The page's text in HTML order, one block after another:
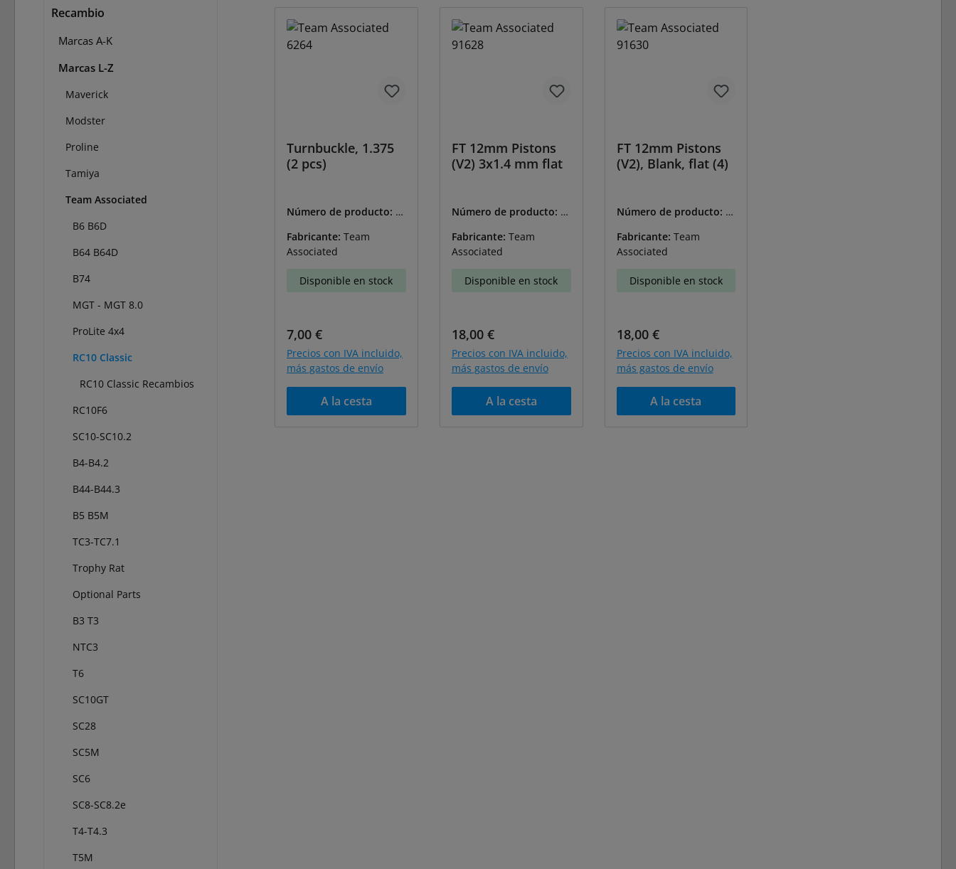
Recambio
Marcas A-K
Marcas L-Z
Maverick
Modster
Proline
Tamiya
Team Associated
B6 B6D
B64 B64D
B74
MGT - MGT 8.0
ProLite 4x4
RC10 Classic
RC10 Classic Recambios
RC10F6
SC10-SC10.2
B4-B4.2
B44-B44.3
B5 B5M
TC3-TC7.1
Trophy Rat
Optional Parts
B3 T3
NTC3
T6
SC10GT
SC28
SC5M
SC6
SC8-SC8.2e
T4-T4.3
T5M
Turnbuckle, 1.375
(2 pcs)
Número de producto: A-
Fabricante: Team
Associated
Disponible en stock
Precio normal:
7,00 €
Precios con IVA incluido,
más gastos de envío
A la cesta
FT 12mm Pistons
(V2) 3x1.4 mm flat
Número de producto: A-
Fabricante: Team
Associated
Disponible en stock
Precio normal:
18,00 €
Precios con IVA incluido,
más gastos de envío
A la cesta
FT 12mm Pistons
(V2), Blank, flat (4)
Número de producto: A-
Fabricante: Team
Associated
Disponible en stock
Precio normal:
18,00 €
Precios con IVA incluido,
más gastos de envío
A la cesta